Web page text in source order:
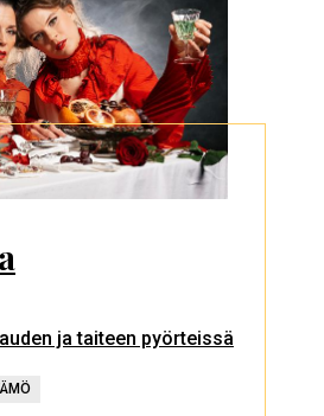
ja taiteen pyörteissä